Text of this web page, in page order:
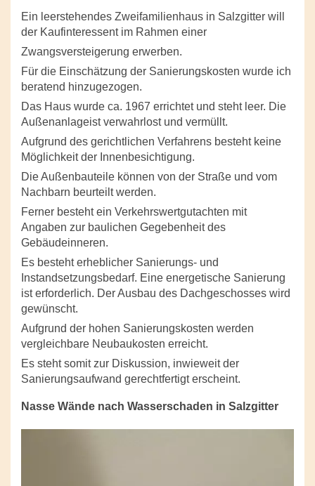
Ein leerstehendes Zweifamilienhaus in Salzgitter will
der Kaufinteressent im Rahmen einer
Zwangsversteigerung erwerben.
Für die Einschätzung der Sanierungskosten wurde ich
beratend hinzugezogen.
Das Haus wurde ca. 1967 errichtet und steht leer. Die
Außenanlageist verwahrlost und vermüllt.
Aufgrund des gerichtlichen Verfahrens besteht keine
Möglichkeit der Innenbesichtigung.
Die Außenbauteile können von der Straße und vom
Nachbarn beurteilt werden.
Ferner besteht ein Verkehrswertgutachten mit
Angaben zur baulichen Gegebenheit des
Gebäudeinneren.
Es besteht erheblicher Sanierungs- und
Instandsetzungsbedarf. Eine energetische Sanierung
ist erforderlich. Der Ausbau des Dachgeschosses wird
gewünscht.
Aufgrund der hohen Sanierungskosten werden
vergleichbare Neubaukosten erreicht.
Es steht somit zur Diskussion, inwieweit der
Sanierungsaufwand gerechtfertigt erscheint.
Nasse Wände nach Wasserschaden in Salzgitter